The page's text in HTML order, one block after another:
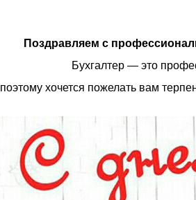
Поздравляем с
Бухгалтер — это
поэтому хочется пожелать вам